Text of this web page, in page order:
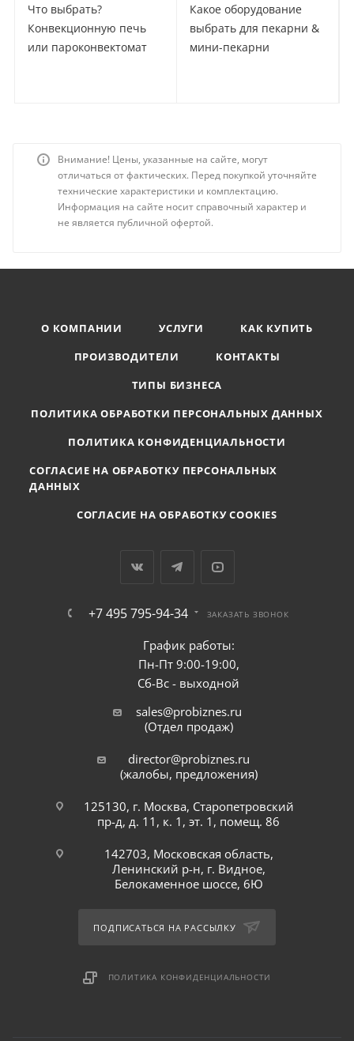
Что выбрать?
Конвекционную печь
или пароконвектомат
Какое оборудование
выбрать для пекарни &
мини-пекарни
Внимание! Цены, указанные на сайте, могут
отличаться от фактических. Перед покупкой уточняйте
технические характеристики и комплектацию.
Информация на сайте носит справочный характер и
не является публичной офертой.
О КОМПАНИИ УСЛУГИ
КАК КУПИТЬ
ПРОИЗВОДИТЕЛИ
КОНТАКТЫ
ТИПЫ БИЗНЕСА
ПОЛИТИКА ОБРАБОТКИ ПЕРСОНАЛЬНЫХ ДАННЫХ
ПОЛИТИКА КОНФИДЕНЦИАЛЬНОСТИ
СОГЛАСИЕ НА ОБРАБОТКУ ПЕРСОНАЛЬНЫХ
ДАННЫХ
СОГЛАСИЕ НА ОБРАБОТКУ COOKIES
+7 495 795-94-34 ЗАКАЗАТЬ ЗВОНОК
График работы:
Пн-Пт 9:00-19:00,
Сб-Вс - выходной
sales@probiznes.ru
(Отдел продаж)
director@probiznes.ru
(жалобы, предложения)
125130, г. Москва, Старопетровский
пр-д, д. 11, к. 1, эт. 1, помещ. 86
142703, Московская область,
Ленинский р-н, г. Видное,
Белокаменное шоссе, 6Ю
ПОДПИСАТЬСЯ НА РАССЫЛКУ
ПОЛИТИКА КОНФИДЕНЦИАЛЬНОСТИ